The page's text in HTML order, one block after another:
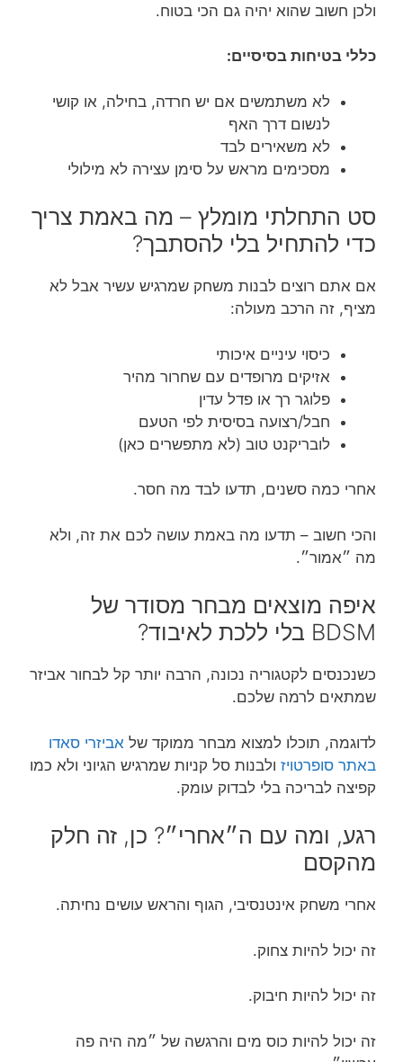
ולכן חשוב שהוא יהיה גם הכי בטוח.
כללי בטיחות בסיסיים:
לא משתמשים אם יש חרדה, בחילה, או קושי
לנשום דרך האף
לא משאירים לבד
מסכימים מראש על סימן עצירה לא מילולי
סט התחלתי מומלץ – מה באמת צריך
כדי להתחיל בלי להסתבך?
אם אתם רוצים לבנות משחק שמרגיש עשיר אבל לא
מציף, זה הרכב מעולה:
כיסוי עיניים איכותי
אזיקים מרופדים עם שחרור מהיר
פלוגר רך או פדל עדין
חבל/רצועה בסיסית לפי הטעם
לובריקנט טוב (לא מתפשרים כאן)
אחרי כמה סשנים, תדעו לבד מה חסר.
והכי חשוב – תדעו מה באמת עושה לכם את זה, ולא
מה ״אמור״.
איפה מוצאים מבחר מסודר של
BDSM בלי ללכת לאיבוד?
כשנכנסים לקטגוריה נכונה, הרבה יותר קל לבחור אביזר
שמתאים לרמה שלכם.
לדוגמה, תוכלו למצוא מבחר ממוקד של אביזרי סאדו
באתר סופרטויז ולבנות סל קניות שמרגיש הגיוני ולא כמו
קפיצה לבריכה בלי לבדוק עומק.
רגע, ומה עם ה״אחרי״? כן, זה חלק
מהקסם
אחרי משחק אינטנסיבי, הגוף והראש עושים נחיתה.
זה יכול להיות צחוק.
זה יכול להיות חיבוק.
זה יכול להיות כוס מים והרגשה של ״מה היה פה